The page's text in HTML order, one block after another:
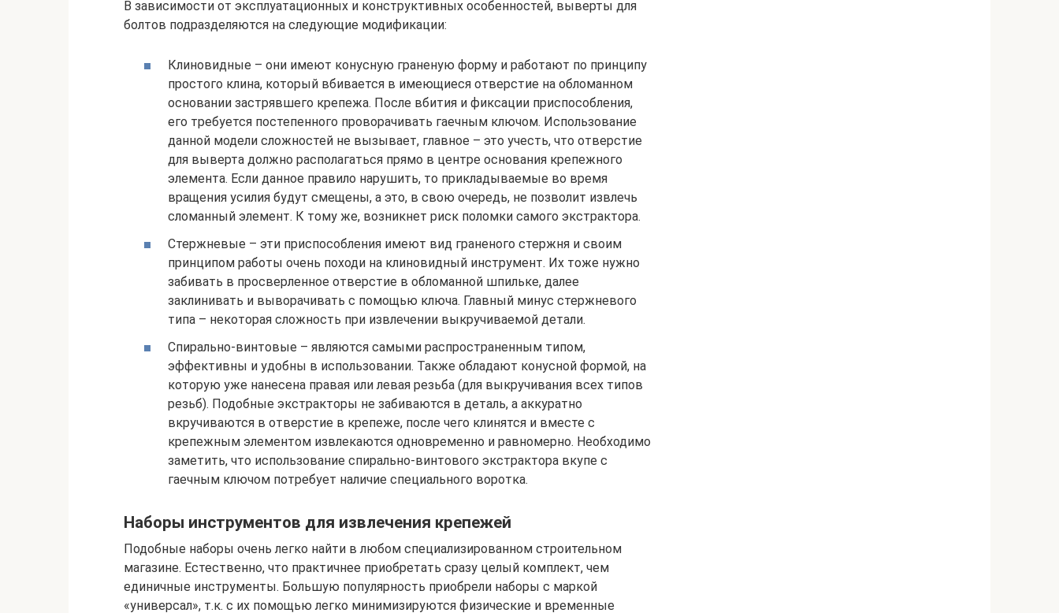
В зависимости от эксплуатационных и конструктивных особенностей, выверты для
болтов подразделяются на следующие модификации:
Клиновидные – они имеют конусную граненую форму и работают по принципу
простого клина, который вбивается в имеющиеся отверстие на обломанном
основании застрявшего крепежа. После вбития и фиксации приспособления,
его требуется постепенного проворачивать гаечным ключом. Использование
данной модели сложностей не вызывает, главное – это учесть, что отверстие
для выверта должно располагаться прямо в центре основания крепежного
элемента. Если данное правило нарушить, то прикладываемые во время
вращения усилия будут смещены, а это, в свою очередь, не позволит извлечь
сломанный элемент. К тому же, возникнет риск поломки самого экстрактора.
Стержневые – эти приспособления имеют вид граненого стержня и своим
принципом работы очень походи на клиновидный инструмент. Их тоже нужно
забивать в просверленное отверстие в обломанной шпильке, далее
заклинивать и выворачивать с помощью ключа. Главный минус стержневого
типа – некоторая сложность при извлечении выкручиваемой детали.
Спирально-винтовые – являются самыми распространенным типом,
эффективны и удобны в использовании. Также обладают конусной формой, на
которую уже нанесена правая или левая резьба (для выкручивания всех типов
резьб). Подобные экстракторы не забиваются в деталь, а аккуратно
вкручиваются в отверстие в крепеже, после чего клинятся и вместе с
крепежным элементом извлекаются одновременно и равномерно. Необходимо
заметить, что использование спирально-винтового экстрактора вкупе с
гаечным ключом потребует наличие специального воротка.
Наборы инструментов для извлечения крепежей
Подобные наборы очень легко найти в любом специализированном строительном
магазине. Естественно, что практичнее приобретать сразу целый комплект, чем
единичные инструменты. Большую популярность приобрели наборы с маркой
«универсал», т.к. с их помощью легко минимизируются физические и временные